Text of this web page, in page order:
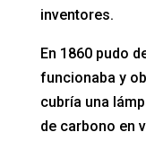
inventores.
En 1860 pudo
funcionaba y
cubría una
de carbono en